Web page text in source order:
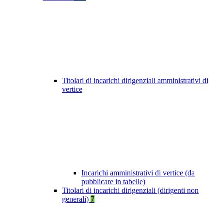
Titolari di incarichi dirigenziali amministrativi di
vertice
Incarichi amministrativi di vertice (da
pubblicare in tabelle)
Titolari di incarichi dirigenziali (dirigenti non
generali) 7